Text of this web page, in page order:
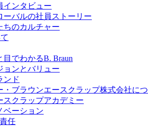
リオ​
ートフォリオからも、製品をお探しい
その疾患
大きい関節である膝関節。日常の生活
エースクラッﾌﾟで新たな可能性を見つ
インタビュー
ーバルの社員ストーリー
ちのカルチャー
目でわかるB. Braun
ョンとバリュー
ンド
・ブラウンエースクラップ株式会社に
スクラップアカデミー
ベーション
任